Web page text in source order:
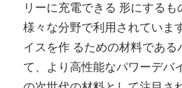
リーに充電できる 形にする
様々な分野で利用されていま
イスを作 るための材料であ
て、より高性能なパワーデバ